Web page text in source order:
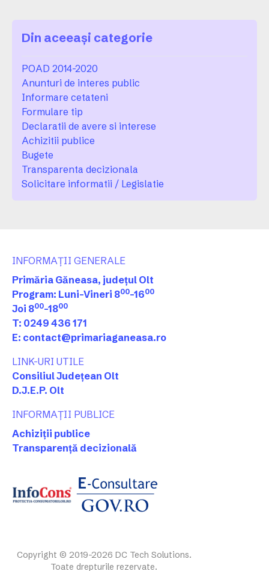
Din aceeași categorie
POAD 2014-2020
Anunturi de interes public
Informare cetateni
Formulare tip
Declaratii de avere si interese
Achizitii publice
Bugete
Transparenta decizionala
Solicitare informatii / Legislatie
INFORMAȚII GENERALE
Primăria Găneasa, județul Olt
Program: Luni-Vineri 800-1600
Joi 800-1800
T: 0249 436 171
E: contact@primariaganeasa.ro
LINK-URI UTILE
Consiliul Județean Olt
D.J.E.P. Olt
INFORMAȚII PUBLICE
Achiziții publice
Transparență decizională
Copyright © 2019-2026 DC Tech Solutions.
Toate drepturile rezervate.